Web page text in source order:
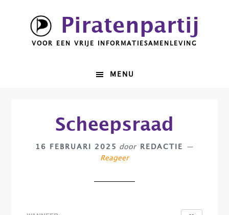
hoofdnavigatie
Piratenpartij
VOOR EEN VRIJE INFORMATIESAMENLEVING
MENU
Scheepsraad
16 FEBRUARI 2025 door
REDACTIE
Reageer